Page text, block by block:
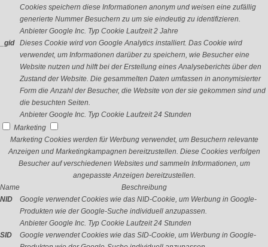
Cookies speichern diese Informationen anonym und weisen eine zufällig
generierte Nummer Besuchern zu um sie eindeutig zu identifizieren.
Anbieter Google Inc. Typ Cookie Laufzeit 2 Jahre
_gid
Dieses Cookie wird von Google Analytics installiert. Das Cookie wird
verwendet, um Informationen darüber zu speichern, wie Besucher eine
Website nutzen und hilft bei der Erstellung eines Analyseberichts über den
Zustand der Website. Die gesammelten Daten umfassen in anonymisierter
Form die Anzahl der Besucher, die Website von der sie gekommen sind und
die besuchten Seiten.
Anbieter Google Inc. Typ Cookie Laufzeit 24 Stunden
Marketing
Marketing Cookies werden für Werbung verwendet, um Besuchern relevante
Anzeigen und Marketingkampagnen bereitzustellen. Diese Cookies verfolgen
Besucher auf verschiedenen Websites und sammeln Informationen, um
angepasste Anzeigen bereitzustellen.
Name
Beschreibung
NID
Google verwendet Cookies wie das NID-Cookie, um Werbung in Google-
Produkten wie der Google-Suche individuell anzupassen.
Anbieter Google Inc. Typ Cookie Laufzeit 24 Stunden
SID
Google verwendet Cookies wie das SID-Cookie, um Werbung in Google-